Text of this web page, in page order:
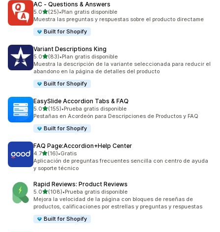
AC ‑ Questions & Answers
5.0de 5 estrellas
(25)
25 reseñas en total
•Plan gratis disponible
Muestra las preguntas y respuestas sobre el producto directame
Built for Shopify
Variant Descriptions King
5.0de 5 estrellas
(83)
83 reseñas en total
•Plan gratis disponible
Muestra la descripción de la variante seleccionada para reducir el
abandono en la página de detalles del producto
Built for Shopify
EasySlide Accordion Tabs & FAQ
5.0de 5 estrellas
(155)
155 reseñas en total
•Prueba gratis disponible
Pestañas en Acordeón para Descripciones de Productos y FAQ
Built for Shopify
FAQ Page:Accordion+Help Center
4.7de 5 estrellas
(16)
16 reseñas en total
•Gratis
Aplicación de preguntas frecuentes sencilla con centro de ayuda
y soporte técnico
Rapid Reviews: Product Reviews
5.0de 5 estrellas
(108)
108 reseñas en total
•Prueba gratis disponible
Mejora la velocidad de la página con bloques de reseñas de
productos, calificaciones por estrellas y preguntas y respuestas
Built for Shopify